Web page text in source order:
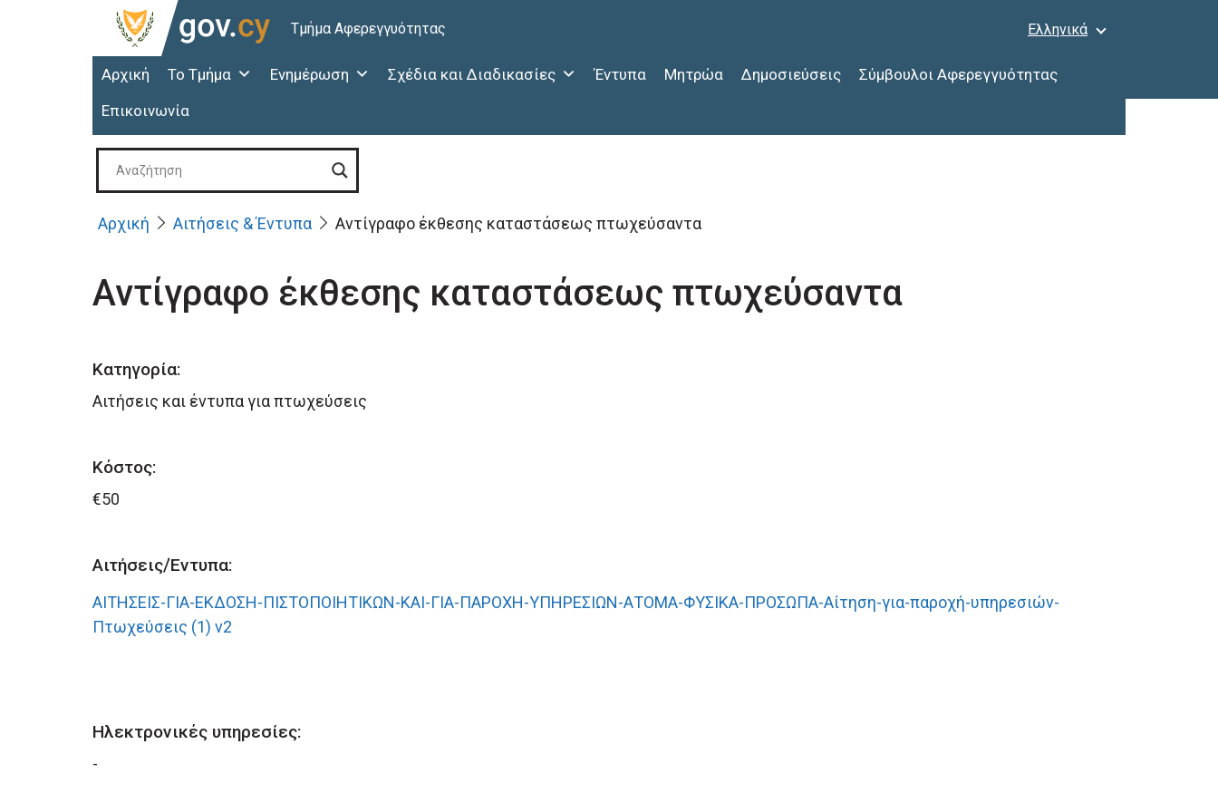
Ελληνικά
Τμήμα Αφερεγγυότητας
Αρχική Το Τμήμα Ενημέρωση Σχέδια και Διαδικασίες Έντυπα Μητρώα Δημοσιεύσεις
Σύμβουλοι Αφερεγγυότητας
Επικοινωνία
Αρχική Αιτήσεις & Έντυπα Αντίγραφο έκθεσης καταστάσεως πτωχεύσαντα
Αντίγραφο έκθεσης καταστάσεως πτωχεύσαντα
Κατηγορία:
Αιτήσεις και έντυπα για πτωχεύσεις
Κόστος:
€50
Αιτήσεις/Έντυπα:
ΑΙΤΗΣΕΙΣ-ΓΙΑ-ΕΚΔΟΣΗ-ΠΙΣΤΟΠΟΙΗΤΙΚΩΝ-ΚΑΙ-ΓΙΑ-ΠΑΡΟΧΗ-ΥΠΗΡΕΣΙΩΝ-ΑΤΟΜΑ-ΦΥΣΙΚΑ-ΠΡΟΣΩΠΑ-Αίτηση-για-παροχή-υπηρεσιών-
Πτωχεύσεις (1) v2
Ηλεκτρονικές υπηρεσίες:
-